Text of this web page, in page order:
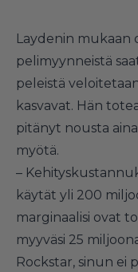
Laydenin mukaan
pelimyynneistä
peleistä
kasvavat. Hän
pitänyt nousta
myötä.
–
käytät yli 200
marginaalisi ovat
myyväsi 25
Rockstar, sinun ei